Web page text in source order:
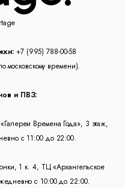
+7 (995) 788-00-58
московскому времени).
и ПВЗ:
Времена Года», 3 этаж,
с 11:00 до 22:00.
1 к. 4, ТЦ «Архангельское
с 10:00 до 22:00.